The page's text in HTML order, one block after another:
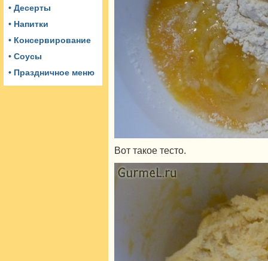
• Десерты
• Напитки
• Консервирование
• Соусы
• Праздничное меню
Вот такое тесто.